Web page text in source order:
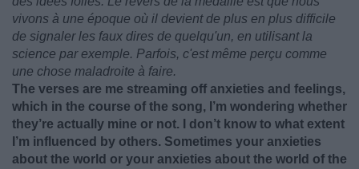
vivons à une époque où il devient de plus en plus difficile
de signaler les faux dires de quelqu'un, en utilisant la
science par exemple. Parfois, c'est même perçu comme
une chose maladroite à faire.
The verses are me streaming off anxieties and feelings,
which in the course of the song, I’m wondering whether
they’re actually mine or not. I don’t know to what extent
I’m influenced by others. Sometimes your anxieties
about the world or your anxieties about the world of the